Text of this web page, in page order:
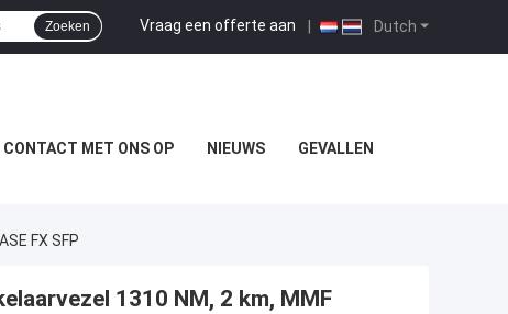
Dutch
Vraag een offerte aan |
Zoeken
CONTACT MET ONS OP NIEUWS GEVALLEN
FX SFP
1310 NM, 2 km, MMF